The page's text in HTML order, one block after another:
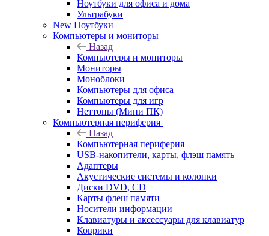
Ноутбуки для офиса и дома
Ультрабуки
New Ноутбуки
Компьютеры и мониторы
Назад
Компьютеры и мониторы
Мониторы
Моноблоки
Компьютеры для офиса
Компьютеры для игр
Неттопы (Мини ПК)
Компьютерная периферия
Назад
Компьютерная периферия
USB-накопители, карты, флэш память
Адаптеры
Акустические системы и колонки
Диски DVD, CD
Карты флеш памяти
Носители информации
Клавиатуры и аксессуары для клавиатур
Коврики